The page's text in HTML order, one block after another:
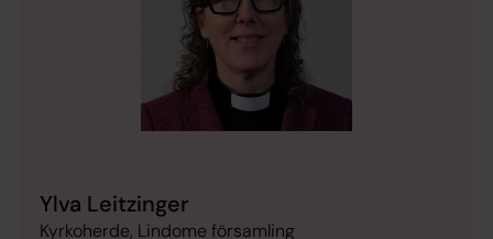
Ylva Leitzinger
Kyrkoherde, Lindome församling